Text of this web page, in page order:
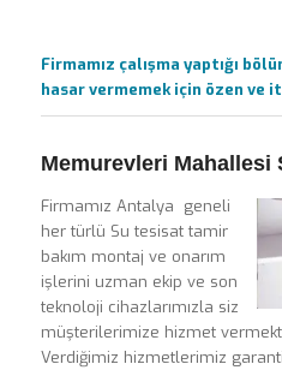
Firmamız çalışma yaptığı
hasar vermemek için özen ve
Memurevleri Mahallesi
Firmamız Antalya geneli
her türlü Su tesisat tamir
bakım montaj ve onarım
işlerini uzman ekip ve son
teknoloji cihazlarımızla siz
müşterilerimize hizmet
Verdiğimiz hizmetlerimiz